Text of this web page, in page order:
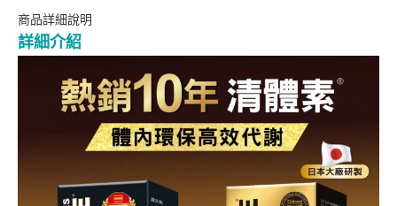
商品詳細說明
詳細介紹